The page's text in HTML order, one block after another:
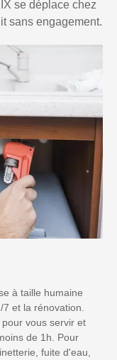
se déplace chez
sans engagement.
à taille humaine
et la rénovation.
vous servir et
de 1h. Pour
fuite d'eau,